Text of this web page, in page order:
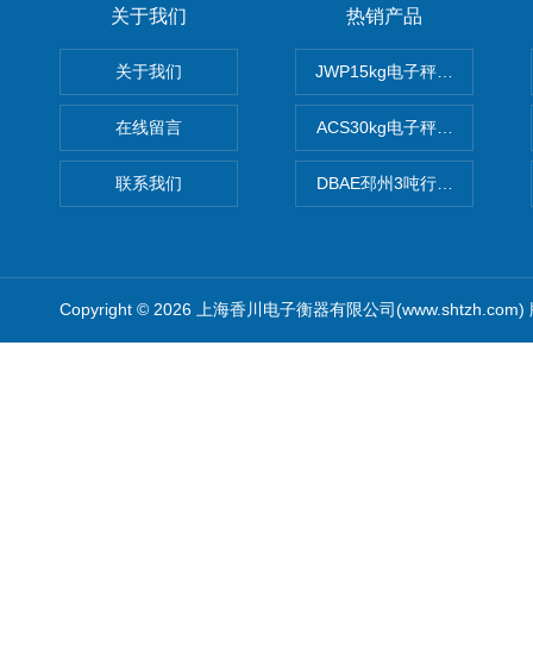
关于我们
关于我们
在线留言
联系我们
热销产品
JWP15kg电子秤价格,15公
ACS30kg电子秤价格,30公
DBAE邳州3吨行车电子吊秤
Copyright © 2026 上海香川电子衡器有限公司(www.shtzh.com)